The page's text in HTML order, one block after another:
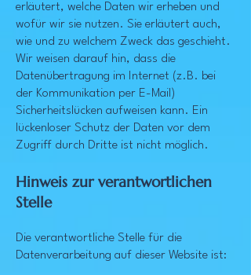
erläutert, welche Daten wir erheben und
wofür wir sie nutzen. Sie erläutert auch,
wie und zu welchem Zweck das geschieht.
Wir weisen darauf hin, dass die
Datenübertragung im Internet (z.B. bei
der Kommunikation per E-Mail)
Sicherheitslücken aufweisen kann. Ein
lückenloser Schutz der Daten vor dem
Zugriff durch Dritte ist nicht möglich.
Hinweis zur verantwortlichen
Stelle
Die verantwortliche Stelle für die
Datenverarbeitung auf dieser Website ist: